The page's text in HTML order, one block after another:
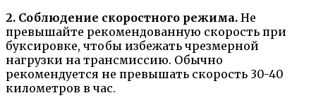
2. Соблюдение скоростного режима. Не
превышайте рекомендованную скорость при
буксировке, чтобы избежать чрезмерной
нагрузки на трансмиссию. Обычно
рекомендуется не превышать скорость 30-40
километров в час.